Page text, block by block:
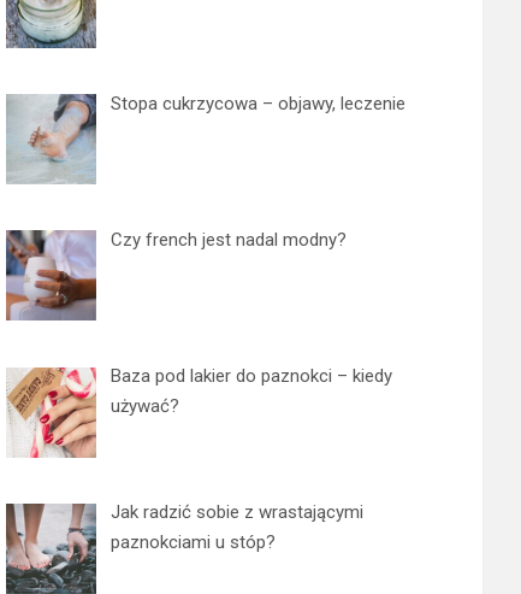
Stopa cukrzycowa – objawy, leczenie
Czy french jest nadal modny?
Baza pod lakier do paznokci – kiedy
używać?
Jak radzić sobie z wrastającymi
paznokciami u stóp?